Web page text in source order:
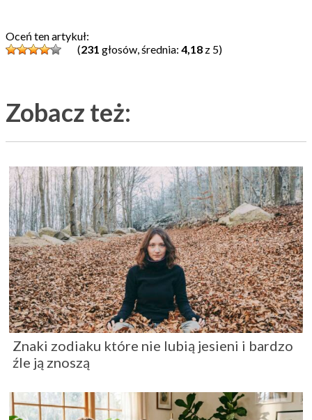
Oceń ten artykuł:
(231 głosów, średnia: 4,18 z 5)
Zobacz też:
Znaki zodiaku które nie lubią jesieni i bardzo
źle ją znoszą